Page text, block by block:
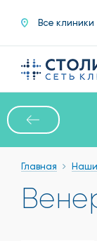
Все клиники
Главная